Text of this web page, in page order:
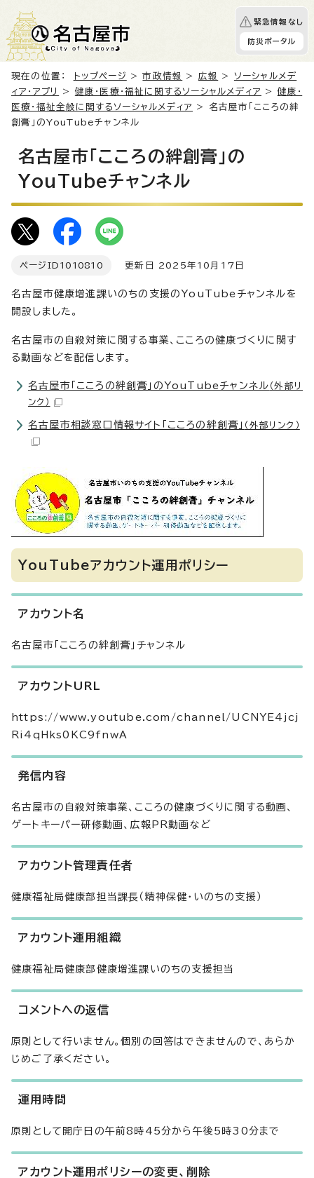
緊急情報なし
防災ポータル
現在の位置： トップページ >市政情報 > 広報 > ソーシャルメデ
ィア・アプリ
> 健康・医療・福祉に関するソーシャルメディア > 健康・
医療・福祉全般に関するソーシャルメディア
> 名古屋市「こころの絆
創膏」のYouTubeチャンネル
名古屋市「こころの絆創膏」の
YouTubeチャンネル
ページID 1010810 更新日 2025年10月17日
名古屋市健康増進課いのちの支援のYouTubeチャンネルを
開設しました。
名古屋市の自殺対策に関する事業、こころの健康づくりに関す
る動画などを配信します。
名古屋市「こころの絆創膏」のYouTubeチャンネル （外部リ
ンク）
名古屋市相談窓口情報サイト「こころの絆創膏」 （外部リンク）
YouTubeアカウント運用ポリシー
アカウント名
名古屋市「こころの絆創膏」チャンネル
アカウントURL
https://www.youtube.com/channel/UCNYE4jcj
Ri4qHks0KC9fnwA
発信内容
名古屋市の自殺対策事業、こころの健康づくりに関する動画、
ゲートキーパー研修動画、広報PR動画など
アカウント管理責任者
健康福祉局健康部担当課長（精神保健・いのちの支援）
アカウント運用組織
健康福祉局健康部健康増進課いのちの支援担当
コメントへの返信
原則として行いません。個別の回答はできませんので、あらか
じめご了承ください。
運用時間
原則として開庁日の午前8時45分から午後5時30分まで
アカウント運用ポリシーの変更、削除